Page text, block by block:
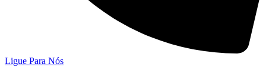
Ligue Para Nós